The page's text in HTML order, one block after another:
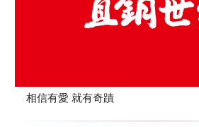
相信有愛 就有奇蹟